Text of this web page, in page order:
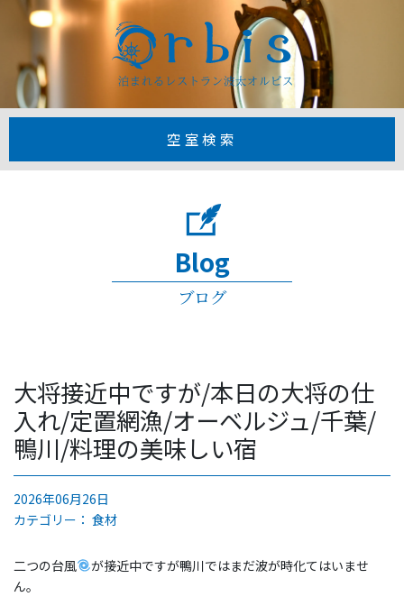
【公式】1日3
空室検索
Blog
ブログ
大将接近中ですが/本日の大将の仕
入れ/定置網漁/オーベルジュ/千葉/
鴨川/料理の美味しい宿
2026年06月26日
カテゴリー： 食材
二つの台風
が接近中ですが鴨川ではまだ波が時化てはいませ
ん。